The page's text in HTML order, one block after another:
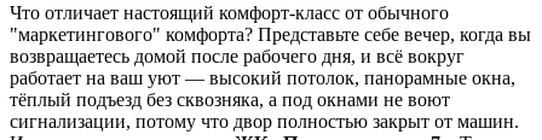
Что отличает настоящий комфорт-класс от обычного
"маркетингового" комфорта? Представьте себе вечер, когда вы
возвращаетесь домой после рабочего дня, и всё вокруг
работает на ваш уют — высокий потолок, панорамные окна,
тёплый подъезд без сквозняка, а под окнами не воют
сигнализации, потому что двор полностью закрыт от машин.